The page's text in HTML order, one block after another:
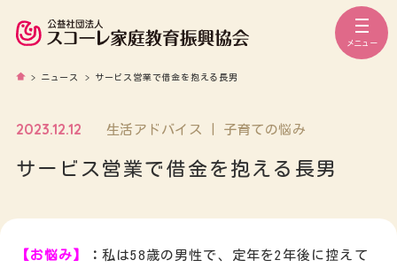
メニュー
> ニュース > サービス営業で借金を抱える長男
2023.12.12 生活アドバイス | 子育ての悩み
サービス営業で借金を抱える長男
【お悩み】 ： 私は58歳の男性で、定年を2年後に控えて